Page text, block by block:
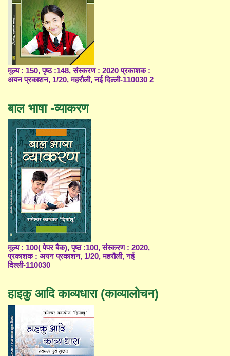
मूल्य : 150, पृष्ठ :148, संस्करण : 2020 प्रकाशक :
अयन प्रकाशन, 1/20, महरौली, नई दिल्ली-110030 2
बाल भाषा -व्याकरण
मूल्य : 100( पेपर बैक), पृष्ठ :100, संस्करण : 2020,
प्रकाशक : अयन प्रकाशन, 1/20, महरौली, नई
दिल्ली-110030
हाइकु आदि काव्यधारा (काव्यालोचन)